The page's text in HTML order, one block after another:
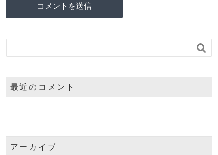

最近のコメント
アーカイブ